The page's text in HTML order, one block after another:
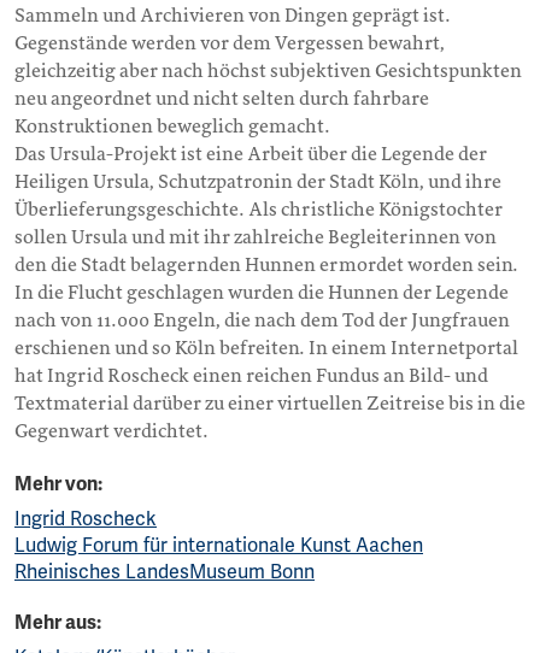
Sammeln und Archivieren von Dingen geprägt ist.
Gegenstände werden vor dem Vergessen bewahrt,
gleichzeitig aber nach höchst subjektiven Gesichtspunkten
neu angeordnet und nicht selten durch fahrbare
Konstruktionen beweglich gemacht.
Das Ursula-Projekt ist eine Arbeit über die Legende der
Heiligen Ursula, Schutzpatronin der Stadt Köln, und ihre
Überlieferungsgeschichte. Als christliche Königstochter
sollen Ursula und mit ihr zahlreiche Begleiterinnen von
den die Stadt belagernden Hunnen ermordet worden sein.
In die Flucht geschlagen wurden die Hunnen der Legende
nach von 11.000 Engeln, die nach dem Tod der Jungfrauen
erschienen und so Köln befreiten. In einem Internetportal
hat Ingrid Roscheck einen reichen Fundus an Bild- und
Textmaterial darüber zu einer virtuellen Zeitreise bis in die
Gegenwart verdichtet.
Mehr von:
Ingrid Roscheck
Ludwig Forum für internationale Kunst Aachen
Rheinisches LandesMuseum Bonn
Mehr aus: